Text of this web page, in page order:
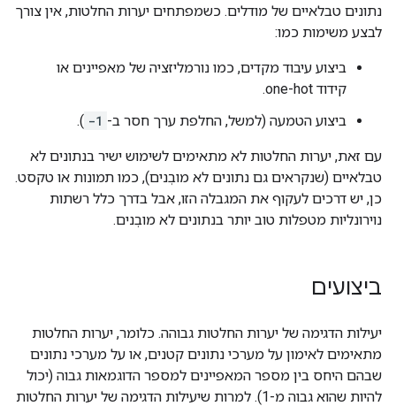
נתונים טבלאיים של מודלים. כשמפתחים יערות החלטות, אין צורך
לבצע משימות כמו:
ביצוע עיבוד מקדים, כמו נורמליזציה של מאפיינים או
קידוד one-hot.
ביצוע הטמעה (למשל, החלפת ערך חסר ב- -1
).
עם זאת, יערות החלטות לא מתאימים לשימוש ישיר בנתונים לא
טבלאיים (שנקראים גם נתונים לא מובְנים), כמו תמונות או טקסט.
כן, יש דרכים לעקוף את המגבלה הזו, אבל בדרך כלל רשתות
נוירונליות מטפלות טוב יותר בנתונים לא מובְנים.
ביצועים
יעילות הדגימה של יערות החלטות גבוהה. כלומר, יערות החלטות
מתאימים לאימון על מערכי נתונים קטנים, או על מערכי נתונים
שבהם היחס בין מספר המאפיינים למספר הדוגמאות גבוה (יכול
להיות שהוא גבוה מ-1). למרות שיעילות הדגימה של יערות החלטות